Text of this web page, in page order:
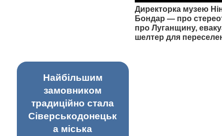
Директорка музею
Бондар — про
про Луганщину,
шелтер для
Найбільшим
замовником
традиційно стала
Сіверськодонецьк
а міська